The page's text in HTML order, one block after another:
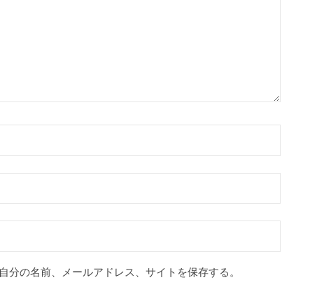
の名前、メールアドレス、サイトを保存する。